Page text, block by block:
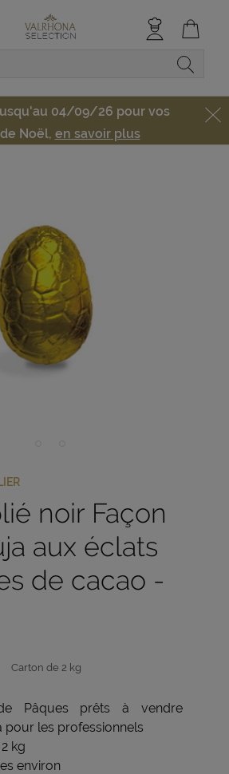
04/09/26 pour vos
Noël, en savoir plus
noir Façon
aux éclats
de cacao -
Carton de 2 kg
Pâques prêts à vendre
pour les professionnels
kg
environ